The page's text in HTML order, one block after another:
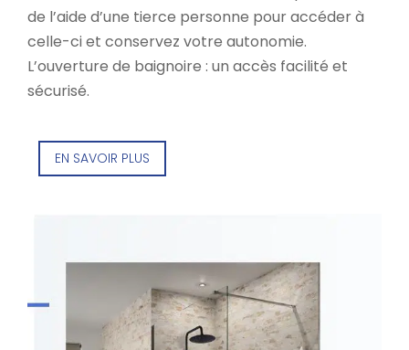
de l’aide d’une tierce personne pour accéder à
celle-ci et conservez votre autonomie.
L’ouverture de baignoire : un accès facilité et
sécurisé.
EN SAVOIR PLUS